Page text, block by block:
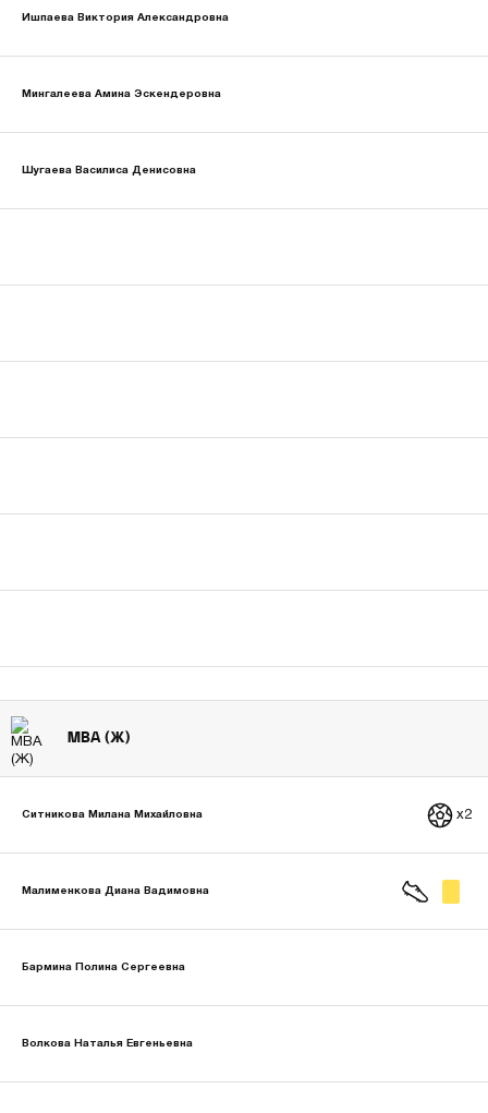
Ишпаева Виктория Александровна
Мингалеева Амина Эскендеровна
Шугаева Василиса Денисовна
МВА (Ж)
Ситникова Милана Михайловна x2
Малименкова Диана Вадимовна
Бармина Полина Сергеевна
Волкова Наталья Евгеньевна